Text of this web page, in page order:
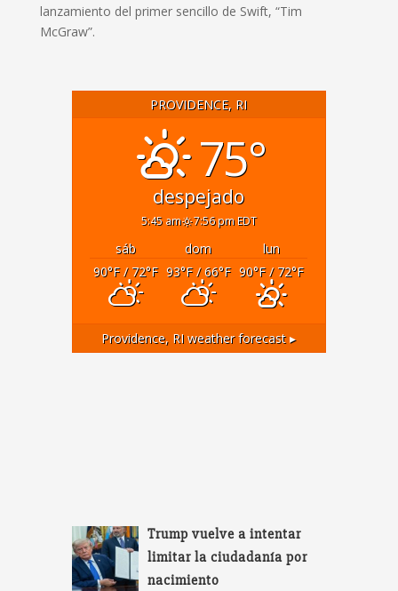
lanzamiento del primer sencillo de Swift, “Tim
McGraw”.
PROVIDENCE, RI
75°
despejado
5:45 am 7:56 pm EDT
sáb dom
lun
90°F/ 72°F 93°F/ 66°F 90°F/ 72°F
Providence, RI weather forecast ▸
Trump vuelve a intentar
limitar la ciudadanía por
nacimiento